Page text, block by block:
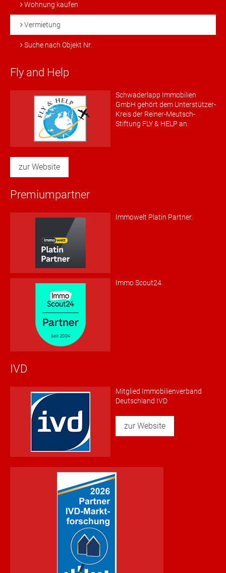
Wohnung kaufen
Vermietung
Suche nach Objekt Nr.
Fly and Help
Schwaderlapp Immobilien
GmbH gehört dem Unterstützer-
Kreis der Reiner-Meutsch-
Stiftung FLY & HELP an.
zur Website
Premiumpartner
Immowelt Platin Partner.
Immo Scout24.
IVD
Mitglied Immobilienverband
Deutschland IVD
zur Website